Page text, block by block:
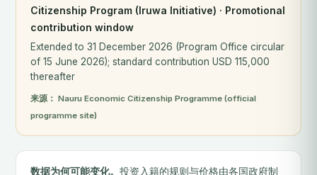
Citizenship Program (Iruwa Initiative) · Promotional
contribution window
Extended to 31 December 2026 (Program Office circular
of 15 June 2026); standard contribution USD 115,000
thereafter
来源： Nauru Economic Citizenship Programme (official
programme site)
数据为何可能变化。 投资入籍的规则与价格由各国政府制